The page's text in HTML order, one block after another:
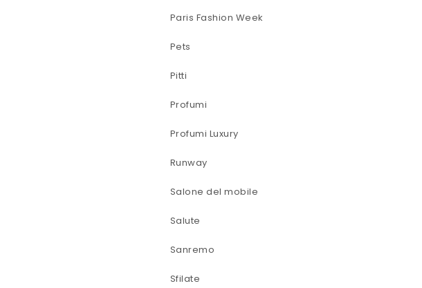
Paris Fashion Week
Pets
Pitti
Profumi
Profumi Luxury
Runway
Salone del mobile
Salute
Sanremo
Sfilate